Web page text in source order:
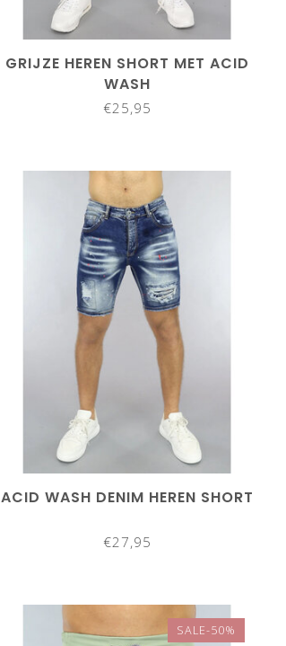
GRIJZE HEREN SHORT MET ACID
WASH
€25,95
ACID WASH DENIM HEREN SHORT
€27,95
SALE-50%